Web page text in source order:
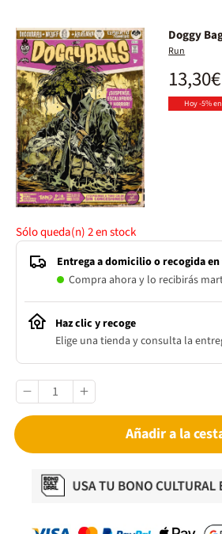
Doggy
Run
13,30€
Hoy -5%
Sólo queda(n)2en stock
Entrega a domicilio o recogida
Compra ahora y lo recibirás
Haz clic y recoge
Elige una tienda y consulta la
Añadir a la